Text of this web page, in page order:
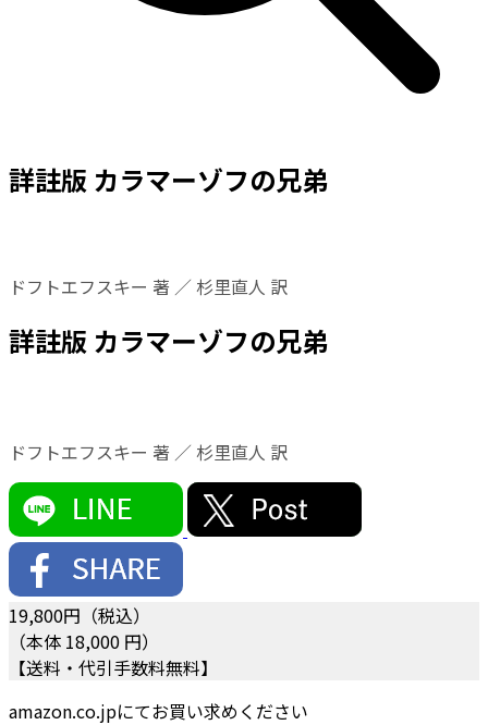
詳註版 カラマーゾフの兄弟
ドフトエフスキー 著 ／ 杉里直人 訳
詳註版 カラマーゾフの兄弟
ドフトエフスキー 著 ／ 杉里直人 訳
19,800円（税込）
（本体 18,000 円）
【送料・代引手数料無料】
amazon.co.jpにてお買い求めください